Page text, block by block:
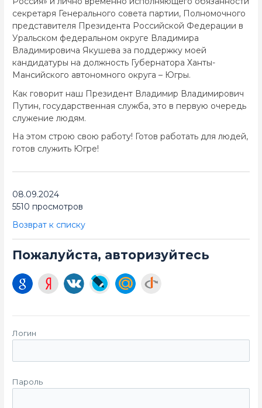
секретаря Генерального совета партии, Полномочного
представителя Президента Российской Федерации в
Уральском федеральном округе Владимира
Владимировича Якушева за поддержку моей
кандидатуры на должность Губернатора Ханты-
Мансийского автономного округа – Югры.
Как говорит наш Президент Владимир Владимирович
Путин, государственная служба, это в первую очередь
служение людям.
На этом строю свою работу! Готов работать для людей,
готов служить Югре!
08.09.2024
5510 просмотров
Возврат к списку
Пожалуйста, авторизуйтесь
Логин
Пароль